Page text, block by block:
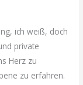
ich weiß, doch
private
Herz zu
zu erfahren.